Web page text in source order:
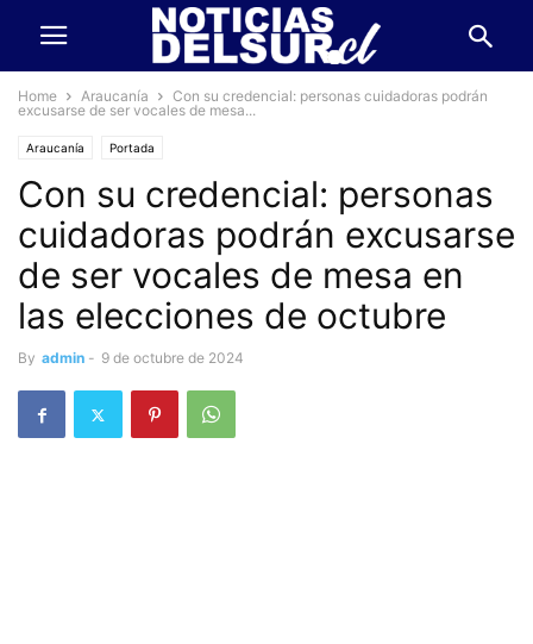
Home Araucanía
Con su credencial: personas cuidadoras podrán
excusarse de ser vocales de mesa...
Araucanía Portada
Con su credencial: personas
cuidadoras podrán excusarse
de ser vocales de mesa en
las elecciones de octubre
By admin - 9 de octubre de 2024